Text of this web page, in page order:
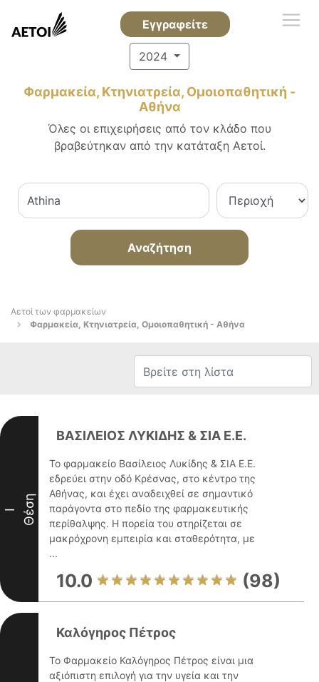
Εγγραφείτε
2024
Φαρμακεία, Κτηνιατρεία, Ομοιοπαθητική -
Αθήνα
Όλες οι επιχειρήσεις από τον κλάδο που
βραβεύτηκαν από την κατάταξη Αετοί.
Αναζήτηση
Αετοί των φαρμακείων
Φαρμακεία, Κτηνιατρεία, Ομοιοπαθητική - Αθήνα
I Θέση
ΒΑΣΙΛΕΙΟΣ ΛΥΚΙΔΗΣ & ΣΙΑ Ε.Ε.
Το φαρμακείο Βασίλειος Λυκίδης & ΣΙΑ Ε.Ε.
εδρεύει στην οδό Κρέσνας, στο κέντρο της
Αθήνας, και έχει αναδειχθεί σε σημαντικό
παράγοντα στο πεδίο της φαρμακευτικής
περίθαλψης. Η πορεία του στηρίζεται σε
μακρόχρονη εμπειρία και σταθερότητα, με
...
10.0 (98)
Καλόγηρος Πέτρος
Το Φαρμακείο Καλόγηρος Πέτρος είναι μια
αξιόπιστη επιλογή για την υγεία και την